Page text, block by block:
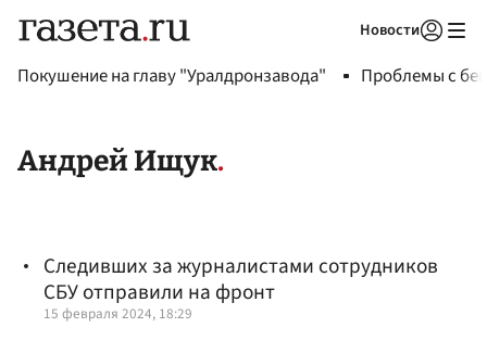
Новости
Покушение на главу "Уралдронзавода" Проблемы с
Андрей Ищук
Следивших за журналистами сотрудников
СБУ отправили на фронт
15 февраля 2024, 18:29